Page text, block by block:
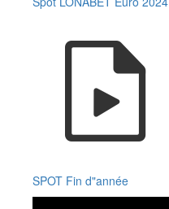
SPOT Fin d"année